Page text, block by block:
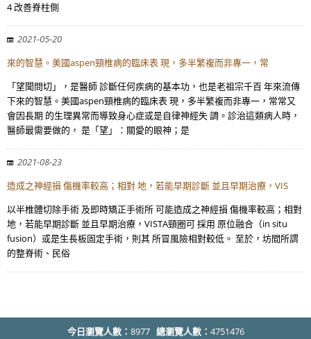
4 改善脊柱側
2021-05-20
來的智慧。美國aspen頸椎病的臨床表 現，多半繁複而非專一，常
「望聞問切」，是醫師 診斷任何疾病的基本功，也是老祖宗千百 年來流傳
下來的智慧。美國aspen頸椎病的臨床表 現，多半繁複而非專一，常常又
會因長期 的生理異常而導致身心症或是自律神經失 調。診治這類病人時，
醫師最需要做的， 是「望」：關愛的眼神；是
2021-08-23
造成之神經損 傷機率較高；相對 地，若能早期診斷 並且早期治療，VIS
以半椎體切除手術 及即時矯正手術所 可能造成之神經損 傷機率較高；相對
地，若能早期診斷 並且早期治療，VISTA頸圈可 採用 原位融合（in situ
fusion）或是生長板固定手術，則其 所冒風險相對較低。 至於，坊間所謂
的整脊術、民俗
今日瀏覽人數： 8977 總瀏覽人數： 4751476